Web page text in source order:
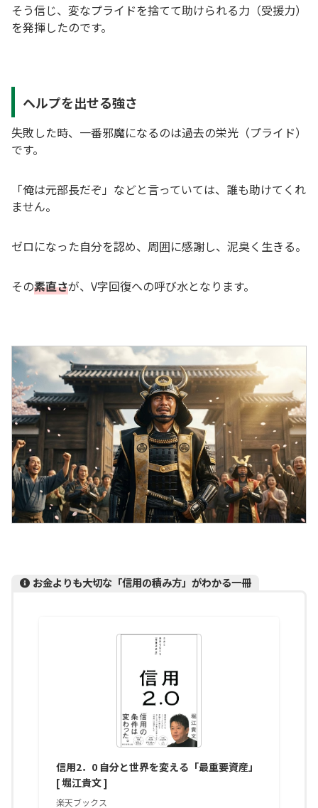
そう信じ、変なプライドを捨てて助けられる力（受援力）
を発揮したのです。
ヘルプを出せる強さ
失敗した時、一番邪魔になるのは過去の栄光（プライド）
です。
「俺は元部長だぞ」などと言っていては、誰も助けてくれ
ません。
ゼロになった自分を認め、周囲に感謝し、泥臭く生きる。
その素直さが、V字回復への呼び水となります。
お金よりも大切な「信用の積み方」がわかる一冊
信用2．0 自分と世界を変える「最重要資産」
[ 堀江貴文 ]
楽天ブックス